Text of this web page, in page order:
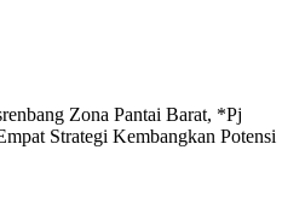
Zona Pantai Barat, *Pj
Strategi Kembangkan Potensi